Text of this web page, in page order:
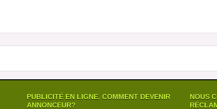
PUBLICITÉ EN LIGNE. COMMENT DEVENIR
ANNONCEUR?
NOUS